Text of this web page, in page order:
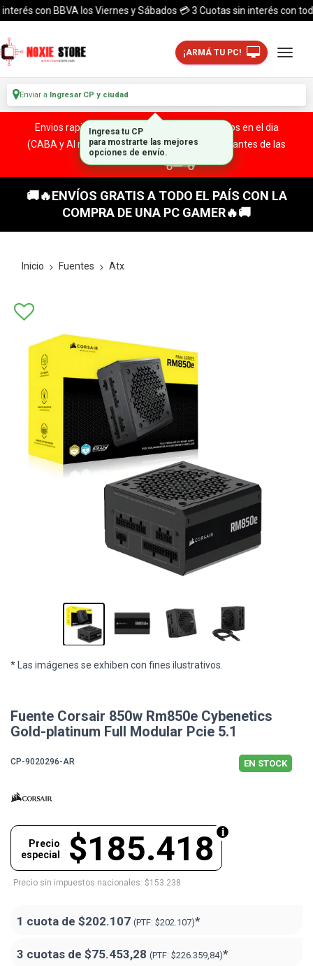
con BBVA los Viernes y Sábados 💳 3 Cuotas sin interés con
¡ARMÁ TU PC!
Enviar a Ingresar CP y ciudad
Envios rapidos y seguros a todo el pais. ¡ Envios en el dia
(CABA y Al rededores) Acreditando tu compra antes de las
🚚🔥ENVÍOS GRATIS A TODO EL PAÍS CON LA
COMPRA DE UNA PC GAMER🔥🚚
Inicio Fuentes Atx
* Las imágenes se exhiben con fines ilustrativos.
Fuente Corsair 850w Rm850e Cybenetics
Gold-platinum Full Modular Pcie 5.1
CP-9020296-AR EN STOCK
$185.418
Precio
especial
Precio sin impuestos nacionales: $153.238
1 cuota de $202.107 (PTF: $202.107)*
3 cuotas de $75.453,28 (PTF: $226.359,84)*